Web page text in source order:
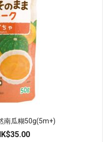
南瓜糊50g(5m+)